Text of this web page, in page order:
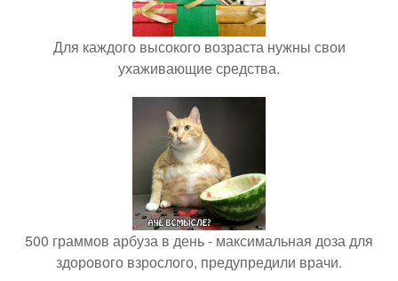
Для каждого высокого возраста нужны свои
ухаживающие средства.
500 граммов арбуза в день - максимальная доза для
здорового взрослого, предупредили врачи.